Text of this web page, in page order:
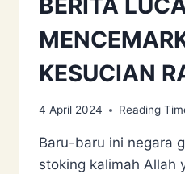
BERITA
KESUCIAN
4 April 2024 Reading
Baru-baru ini negara
stoking kalimah Allah